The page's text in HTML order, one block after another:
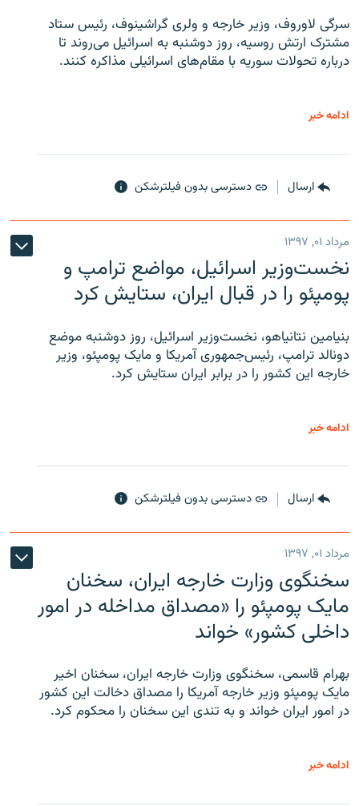
سرگی لاوروف، وزیر خارجه و ولری گراشینوف، رئیس ستاد
مشترک ارتش روسیه، روز دوشنبه به اسرائیل می‌روند تا
درباره تحولات سوریه با مقام‌های اسرائیلی مذاکره کنند.
ادامه خبر
ارسال دسترسی بدون فیلترشکن
مرداد ۰۱, ۱۳۹۷
نخست‌وزیر اسرائیل، مواضع ترامپ و
پومپئو را در قبال ایران، ستایش کرد
بنیامین نتانیاهو، نخست‌وزیر اسرائیل، روز دوشنبه موضع
دونالد ترامپ، رئیس‌جمهوری آمریکا و مایک پومپئو، وزیر
خارجه این کشور را در برابر ایران ستایش کرد.
ادامه خبر
ارسال دسترسی بدون فیلترشکن
مرداد ۰۱, ۱۳۹۷
سخنگوی وزارت خارجه ایران، سخنان
مایک پومپئو را «مصداق مداخله در امور
داخلی کشور» خواند
بهرام قاسمی، سخنگوی وزارت خارجه ایران، سخنان اخیر
مایک پومپئو وزیر خارجه آمریکا را مصداق دخالت این کشور
در امور ایران خواند و به تندی این سخنان را محکوم کرد.
ادامه خبر